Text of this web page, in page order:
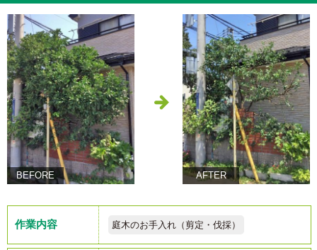
BEFORE AFTER
作業内容 庭木のお手入れ（剪定・伐採）